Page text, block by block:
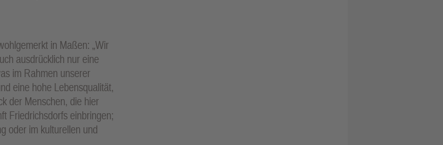
in Maßen: „Wir
ausdrücklich nur eine
im Rahmen unserer
eine hohe Lebensqualität,
der Menschen, die hier
Friedrichsdorfs einbringen;
oder im kulturellen und